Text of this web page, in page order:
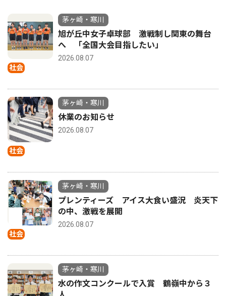
社会
茅ヶ崎・寒川
旭が丘中女子卓球部 激戦制し関東の舞台
へ 「全国大会目指したい」
2026.08.07
社会
茅ヶ崎・寒川
休業のお知らせ
2026.08.07
社会
茅ヶ崎・寒川
プレンティーズ アイス大食い盛況 炎天下
の中、激戦を展開
2026.08.07
茅ヶ崎・寒川
水の作文コンクールで入賞 鶴嶺中から３